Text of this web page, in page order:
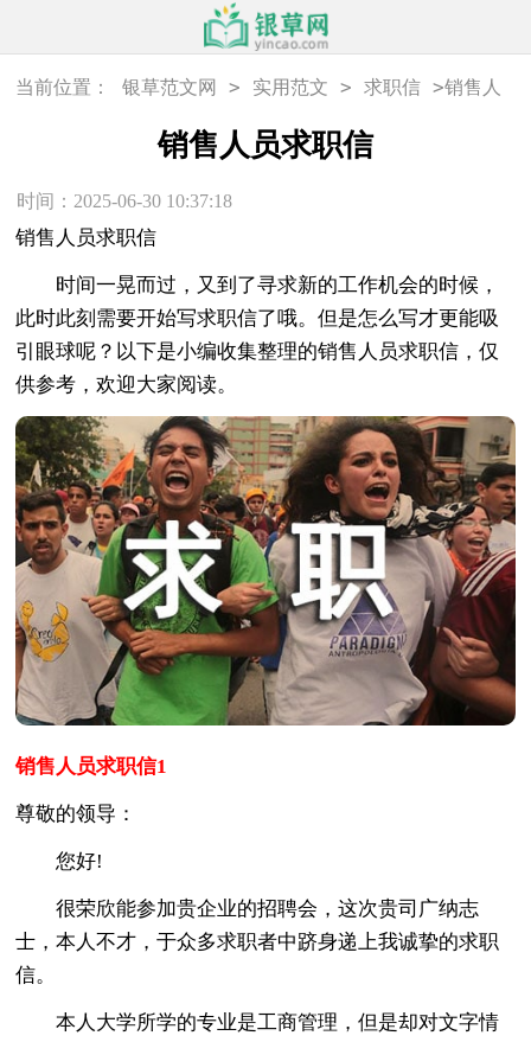
当前位置： 银草范文网 > 实用范文 > 求职信 >销售人
销售人员求职信
时间：2025-06-30 10:37:18
销售人员求职信
时间一晃而过，又到了寻求新的工作机会的时候，
此时此刻需要开始写求职信了哦。但是怎么写才更能吸
引眼球呢？以下是小编收集整理的销售人员求职信，仅
供参考，欢迎大家阅读。
销售人员求职信1
尊敬的领导：
您好!
很荣欣能参加贵企业的招聘会，这次贵司广纳志
士，本人不才，于众多求职者中跻身递上我诚挚的求职
信。
本人大学所学的专业是工商管理，但是却对文字情